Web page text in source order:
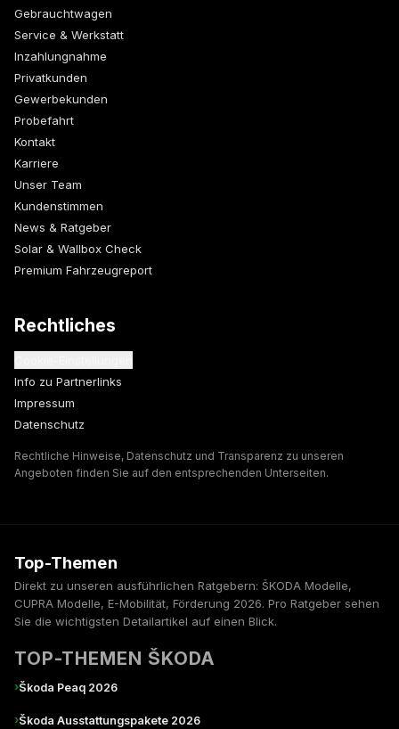
Gebrauchtwagen
Service & Werkstatt
Inzahlungnahme
Privatkunden
Gewerbekunden
Probefahrt
Kontakt
Karriere
Unser Team
Kundenstimmen
News & Ratgeber
Solar & Wallbox Check
Premium Fahrzeugreport
Rechtliches
Info zu Partnerlinks
Impressum
Datenschutz
Rechtliche Hinweise, Datenschutz und Transparenz zu unseren
Angeboten finden Sie auf den entsprechenden Unterseiten.
Top-Themen
Direkt zu unseren ausführlichen Ratgebern: ŠKODA Modelle,
CUPRA Modelle, E-Mobilität, Förderung 2026. Pro Ratgeber sehen
Sie die wichtigsten Detailartikel auf einen Blick.
TOP-THEMEN ŠKODA
›Škoda Peaq 2026
›Škoda Ausstattungspakete 2026